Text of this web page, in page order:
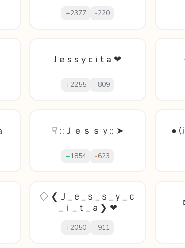
+2377 -220
J e s s y c i t a ❤
+2255 -809
☟ ::Ｊｅｓｓｙ:: ➤
+1854 -623
●
◇ ❮Ｊ_ｅ_ｓ_ｓ_ｙ_ｃ
_ｉ_ｔ_ａ❯ ❤
+2050 -911